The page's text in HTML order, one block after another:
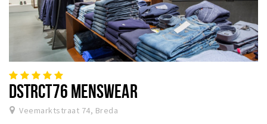
DSTRCT76 MENSWEAR
Veemarktstraat 74, Breda